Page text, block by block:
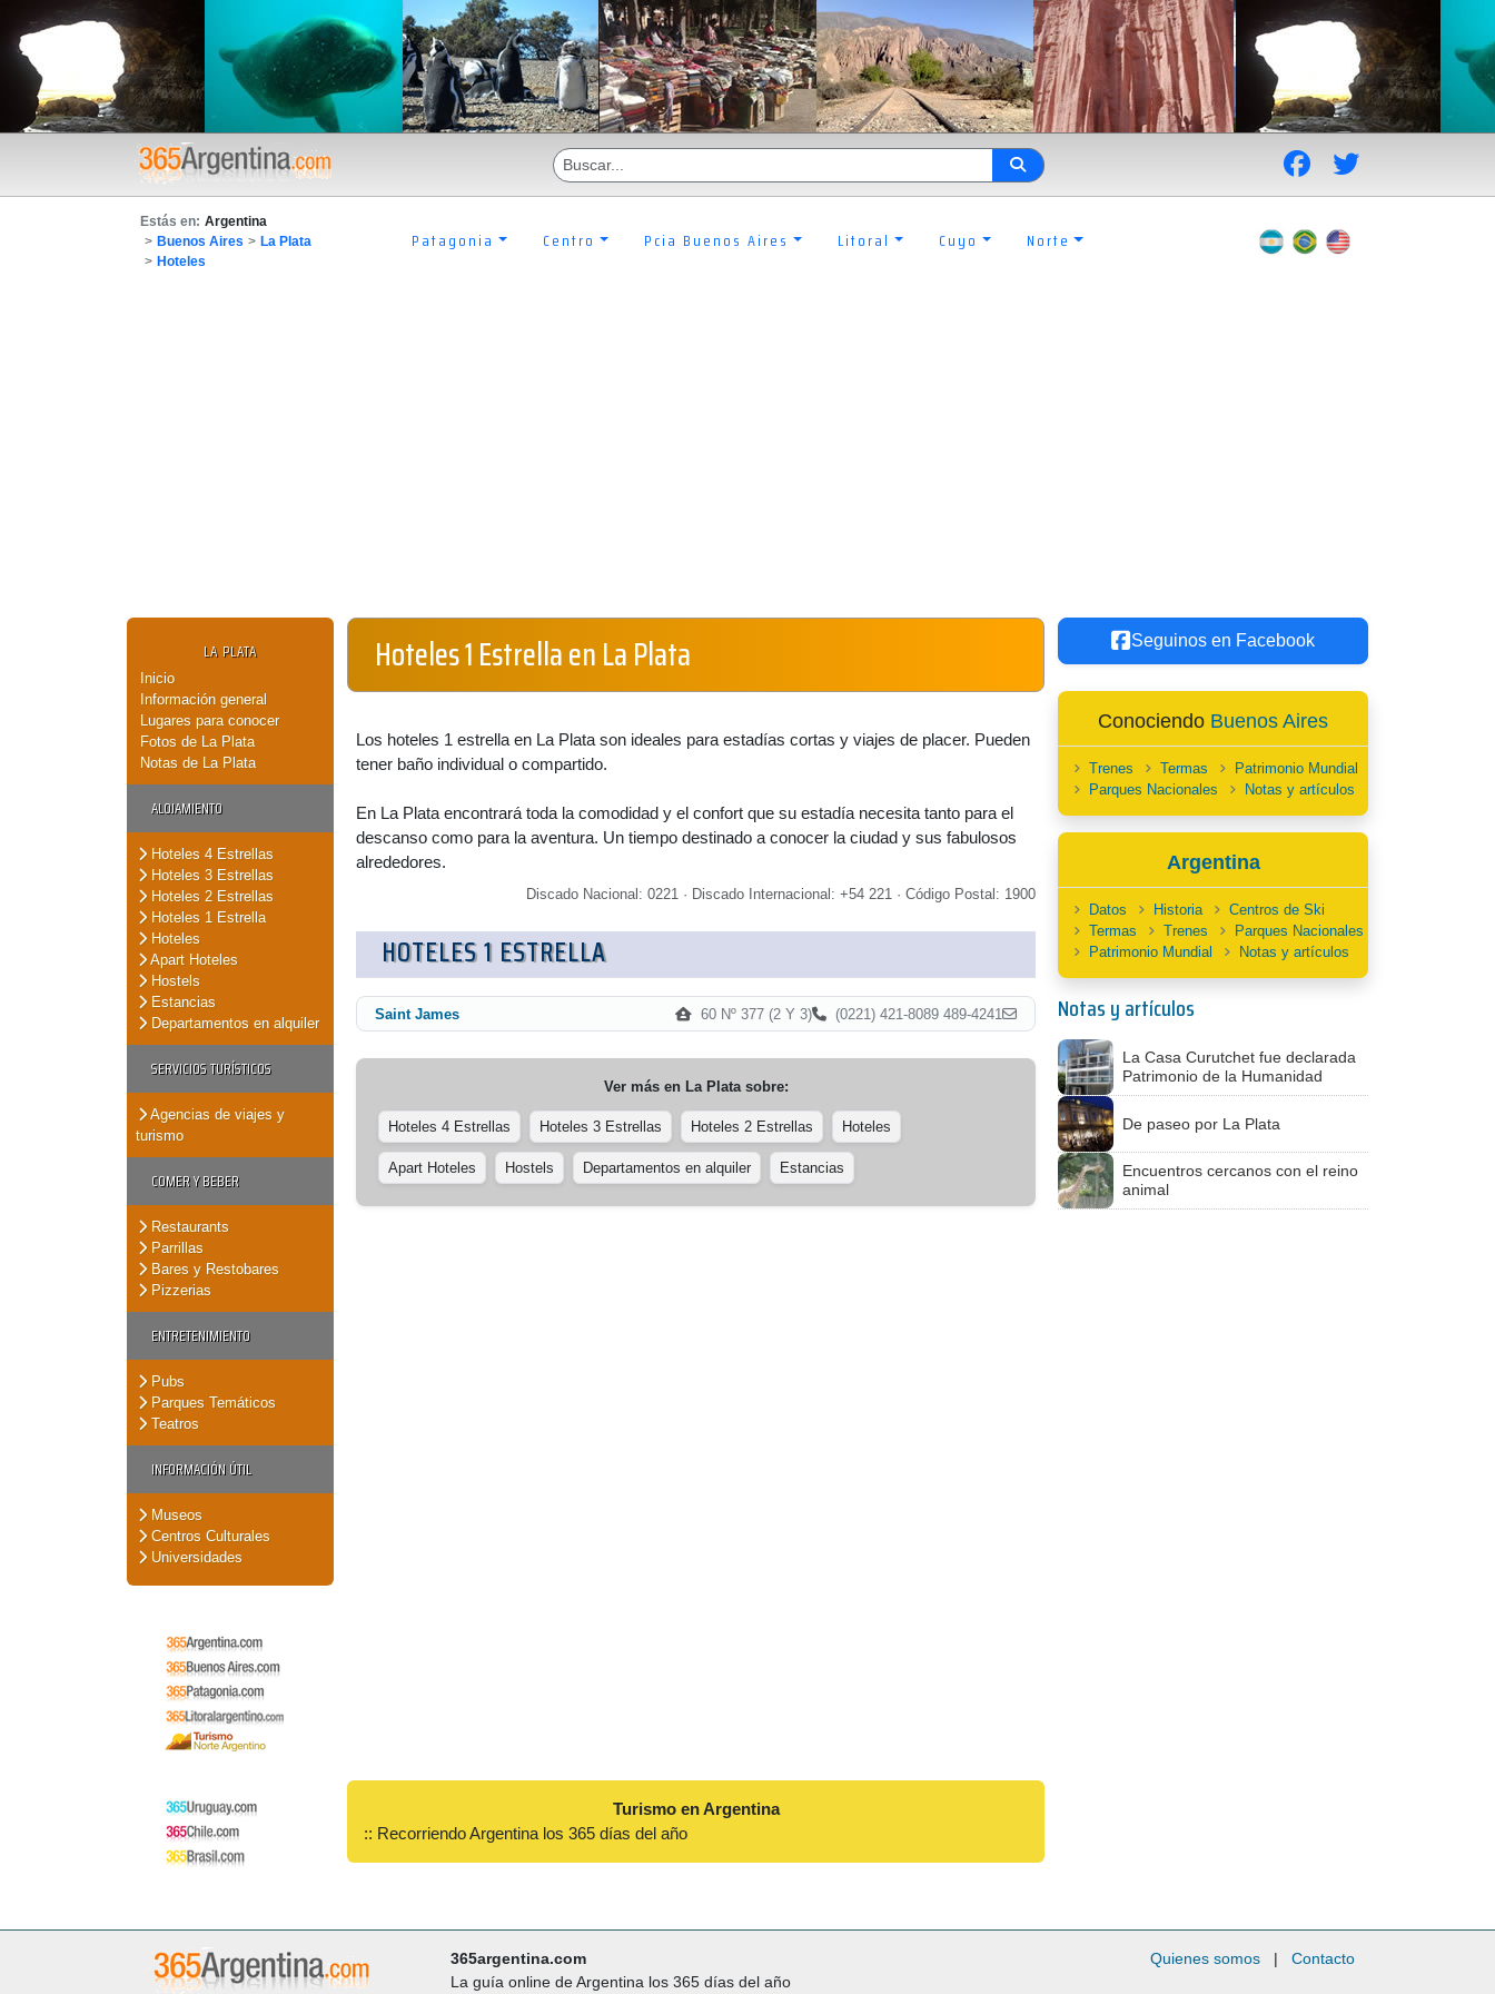
Estás en: Argentina
> Buenos Aires > La Plata
> Hoteles
Patagonia Centro Pcia Buenos Aires Litoral Cuyo Norte
LA PLATA
Inicio
Información general
Lugares para conocer
Fotos de La Plata
Notas de La Plata
ALOJAMIENTO
Hoteles 4 Estrellas
Hoteles 3 Estrellas
Hoteles 2 Estrellas
Hoteles 1 Estrella
Hoteles
Apart Hoteles
Hostels
Estancias
Departamentos en alquiler
SERVICIOS TURÍSTICOS
Agencias de viajes y
turismo
COMER Y BEBER
Restaurants
Parrillas
Bares y Restobares
Pizzerias
ENTRETENIMIENTO
Pubs
Parques Temáticos
Teatros
INFORMACIÓN ÚTIL
Museos
Centros Culturales
Universidades
Hoteles 1 Estrella en La Plata
Los hoteles 1 estrella en La Plata son ideales para estadías cortas y viajes de placer. Pueden
tener baño individual o compartido.
En La Plata encontrará toda la comodidad y el confort que su estadía necesita tanto para el
descanso como para la aventura. Un tiempo destinado a conocer la ciudad y sus fabulosos
alrededores.
Discado Nacional: 0221 · Discado Internacional: +54 221 · Código Postal: 1900
HOTELES 1 ESTRELLA
Saint James 60 Nº 377 (2 Y 3) (0221) 421-8089 489-4241
Ver más en La Platasobre:
Hoteles 4 Estrellas Hoteles 3 Estrellas Hoteles 2 Estrellas Hoteles
Apart Hoteles Hostels Departamentos en alquiler Estancias
Turismo en Argentina
:: Recorriendo Argentina los 365 días del año
Seguinos en Facebook
Conociendo Buenos Aires
Trenes Termas
Patrimonio Mundial
Parques Nacionales
Notas y artículos
Argentina
Datos Historia
Centros de Ski
Termas
Trenes
Parques Nacionales
Patrimonio Mundial
Notas y artículos
Notas y artículos
La Casa Curutchet fue declarada
Patrimonio de la Humanidad
De paseo por La Plata
Encuentros cercanos con el reino
animal
365argentina.com
La guía online de Argentina los 365 días del año
Quienes somos | Contacto